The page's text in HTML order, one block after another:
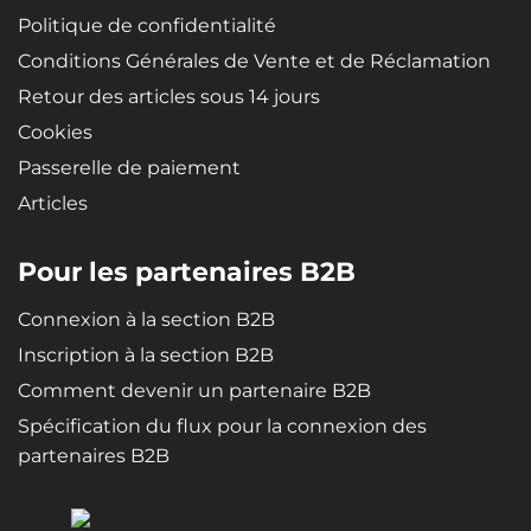
Politique de confidentialité
Conditions Générales de Vente et de Réclamation
Retour des articles sous 14 jours
Cookies
Passerelle de paiement
Articles
Pour les partenaires B2B
Connexion à la section B2B
Inscription à la section B2B
Comment devenir un partenaire B2B
Spécification du flux pour la connexion des
partenaires B2B